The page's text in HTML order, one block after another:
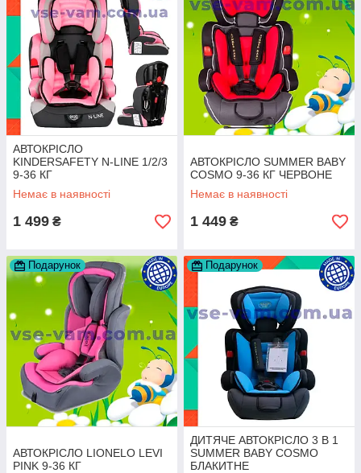
АВТОКРІСЛО
KINDERSAFETY N-LINE 1/2/3
9-36 КГ
Немає в наявності
1 499 ₴
АВТОКРІСЛО SUMMER BABY
COSMO 9-36 КГ ЧЕРВОНЕ
Немає в наявності
1 449 ₴
Подарунок
АВТОКРІСЛО LIONELO LEVI
PINK 9-36 КГ
Подарунок
ДИТЯЧЕ АВТОКРІСЛО 3 В 1
SUMMER BABY COSMO
БЛАКИТНЕ